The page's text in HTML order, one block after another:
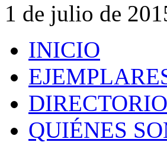
1 de julio de
INICIO
DIRECTORIO
QUIÉNES